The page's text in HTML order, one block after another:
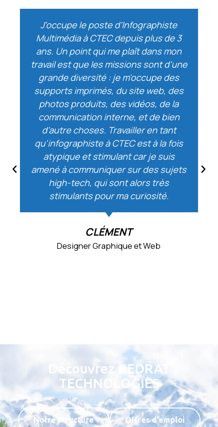
J'occupe le poste d'Infographiste
Multimédia à CTEC depuis plus de 3
ans. Un point qui me plaît dans mon
travail est que les missions sont d'une
grande diversité : je m'occupe des
supports imprimés, du site web, des
photos produits, des vidéos, de la
communication interne, et de bien
d'autre choses. Travailler en tant
qu'infographiste à CTEC est à la fois
atypique et stimulant car je suis
amené à communiquer sur des sujets
high-tech, qui sont alors très
stimulants pour ma curiosité.
CLÉMENT
Designer Graphique et Web
Découvrez CEDRAT
TECHNOLOGIES
Notre structure Offres d'emploi